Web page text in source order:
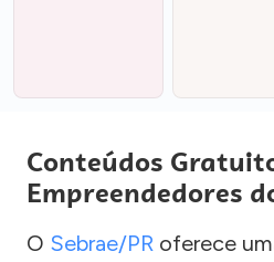
Conteúdos
Empreendedores
O Sebrae/PR oferece